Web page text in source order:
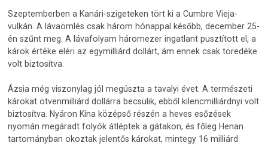
Szeptemberben a Kanári-szigeteken tört ki a Cumbre Vieja-
vulkán. A lávaömlés csak három hónappal később, december 25-
én szűnt meg. A lávafolyam háromezer ingatlant pusztított el, a
károk értéke eléri az egymilliárd dollárt, ám ennek csak töredéke
volt biztosítva.
Ázsia még viszonylag jól megúszta a tavalyi évet. A természeti
károkat ötvenmilliárd dollárra becsülik, ebből kilencmilliárdnyi volt
biztosítva. Nyáron Kína középső részén a heves esőzések
nyomán megáradt folyók átléptek a gátakon, és főleg Henan
tartományban okoztak jelentős károkat, mintegy 16 milliárd